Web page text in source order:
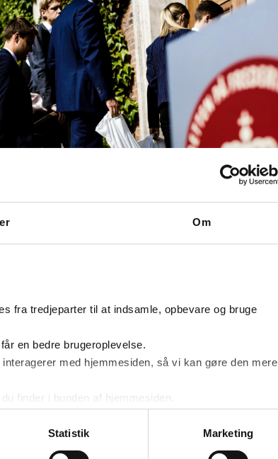
Om
fra tredjeparter til at indsamle, opbevare og bruge
en bedre brugeroplevelse.
med hjemmesiden, så vi kan gøre den mere
finder i bunden af hjemmesiden.
Statistik Marketing
som sommerakademiet får
viden, man har tilegnet sig på
hovedforhandlingen i byretten,
omstændigheder, som kan have